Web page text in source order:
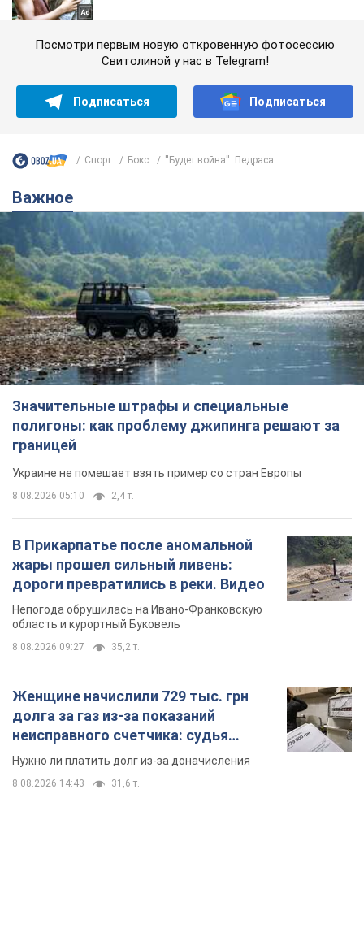
Посмотри первым новую откровенную фотосессию
Свитолиной у нас в Telegram!
Подписаться Подписаться
Спорт Бокс ''Будет война'': Педраса...
Важное
Значительные штрафы и специальные
полигоны: как проблему джипинга решают за
границей
Украине не помешает взять пример со стран Европы
8.08.2026 05:10 2,4 т.
В Прикарпатье после аномальной
жары прошел сильный ливень:
дороги превратились в реки. Видео
Непогода обрушилась на Ивано-Франковскую
область и курортный Буковель
8.08.2026 09:27 35,2 т.
Женщине начислили 729 тыс. грн
долга за газ из-за показаний
неисправного счетчика: судья
вынес неожиданное решение
Нужно ли платить долг из-за доначисления
8.08.2026 14:43 31,6 т.